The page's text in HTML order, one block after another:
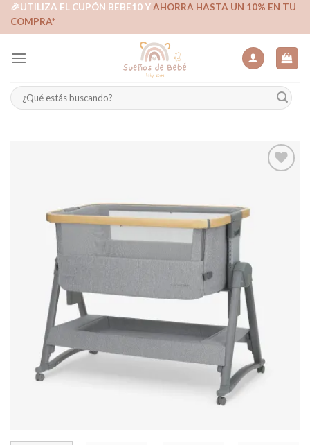
Skip🎉UTILIZA EL CUPÓN BEBE10 YAHORRA HASTA UN 10% EN TU
COMPRA*
Buscar
por: